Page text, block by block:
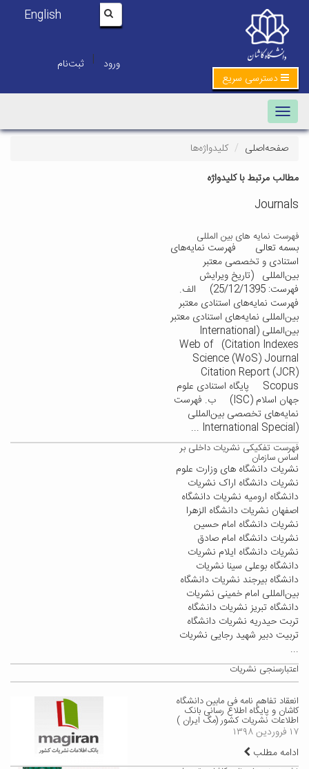
English
ورود | ثبت‌نام
دسترسی سریع
Toggle navigation
صفحه‌اصلی
کلیدواژه‌ها
مطالب مرتبط با کلیدواژه
Journals
فهرست نمایه های بین المللی
بسمه تعالی فهرست نمایه‌های
استنادی و تخصصی معتبر
بین‌المللی (تاریخ ویرایش
فهرست: 25/12/1395) الف.
فهرست نمایه‌های استنادی معتبر
بین‌المللی نمایه‌های استنادی معتبر
بین‌المللی (International
Citation Indexes) Web of
Science (WoS) Journal
Citation Report (JCR)
Scopus پایگاه استنادی علوم
جهان اسلام (ISC) ب. فهرست
نمایه‌های تخصصی بین‌المللی
(International Special ...
فهرست تفکیکی نشریات داخلی بر
اساس سازمان
نشریات دانشگاه های وزارت علوم
نشریات دانشگاه اراک نشریات
دانشگاه ارومیه نشریات دانشگاه
اصفهان نشریات دانشگاه الزهرا
نشریات دانشگاه امام حسین
نشریات دانشگاه امام صادق
نشریات دانشگاه ایلام نشریات
دانشگاه بوعلی سینا نشریات
دانشگاه بیرجند نشریات دانشگاه
بین‌المللی امام خمینی نشریات
دانشگاه تبریز نشریات دانشگاه
تربت حیدریه نشریات دانشگاه
تربیت دبیر شهید رجایی نشریات
...
اعتبارسنجی نشریات
انعقاد تفاهم نامه فی مابین دانشگاه
کاشان و پایگاه اطلاع رسانی بانک
اطلاعات نشریات کشور (مگ ایران )
۱۷ فروردین ۱۳۹۸
ادامه مطلب